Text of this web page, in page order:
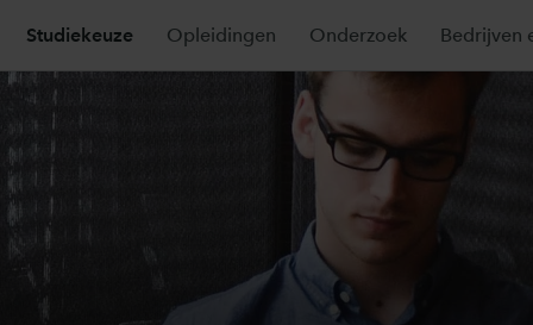
Studiekeuze Opleidingen Onderzoek Bedrijven